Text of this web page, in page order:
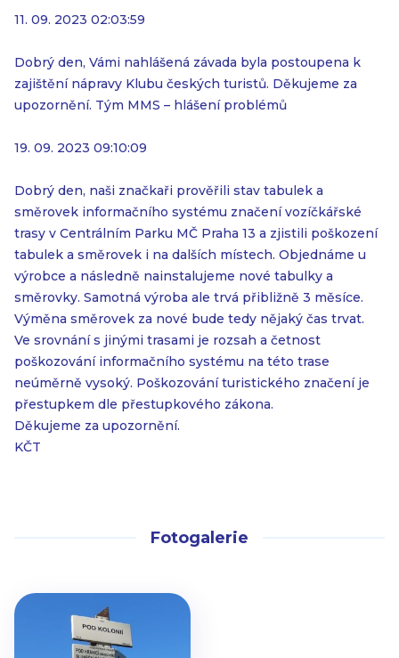
11. 09. 2023 02:03:59
Dobrý den, Vámi nahlášená závada byla postoupena k
zajištění nápravy Klubu českých turistů. Děkujeme za
upozornění. Tým MMS – hlášení problémů
19. 09. 2023 09:10:09
Dobrý den, naši značkaři prověřili stav tabulek a
směrovek informačního systému značení vozíčkářské
trasy v Centrálním Parku MČ Praha 13 a zjistili poškození
tabulek a směrovek i na dalších místech. Objednáme u
výrobce a následně nainstalujeme nové tabulky a
směrovky. Samotná výroba ale trvá přibližně 3 měsíce.
Výměna směrovek za nové bude tedy nějaký čas trvat.
Ve srovnání s jinými trasami je rozsah a četnost
poškozování informačního systému na této trase
neúměrně vysoký. Poškozování turistického značení je
přestupkem dle přestupkového zákona.
Děkujeme za upozornění.
KČT
Fotogalerie